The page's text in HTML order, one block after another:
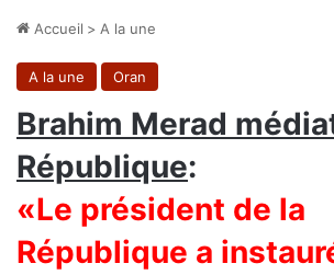
Accueil > A la une
A la une Oran
Brahim Merad
République:
«Le président de la
République a